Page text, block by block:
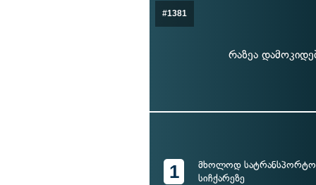
#1381
რაზეა
1
მხოლოდ სატრანსპორტო
სიჩქარეზე